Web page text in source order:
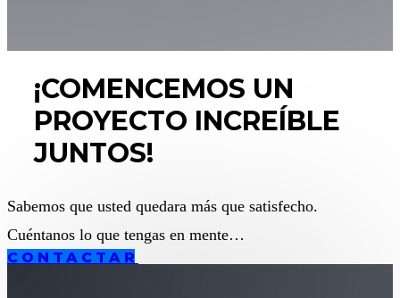
¡COMENCEMOS UN
PROYECTO INCREÍBLE
JUNTOS!
Sabemos que usted quedara más que satisfecho.
Cuéntanos lo que tengas en mente…
CONTACTAR